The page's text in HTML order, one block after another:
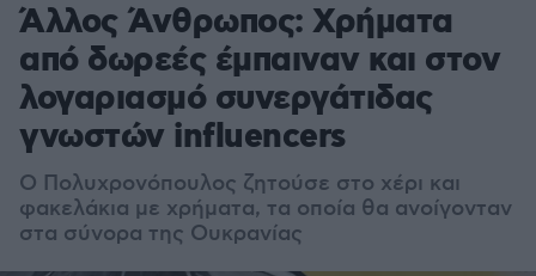
Άλλος Άνθρωπος: Χρήματα
από δωρεές έμπαιναν και στον
λογαριασμό συνεργάτιδας
γνωστών influencers
Ο Πολυχρονόπουλος ζητούσε στο χέρι και
φακελάκια με χρήματα, τα οποία θα ανοίγονταν
στα σύνορα της Ουκρανίας